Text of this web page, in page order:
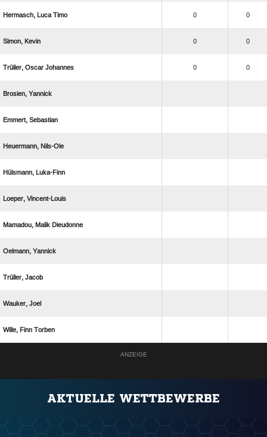
   0 0
  0 0
   0 0
 
 
 
 
 
  
 
 
 
  
ANZEIGE
AKTUELLE WETTBEWERBE